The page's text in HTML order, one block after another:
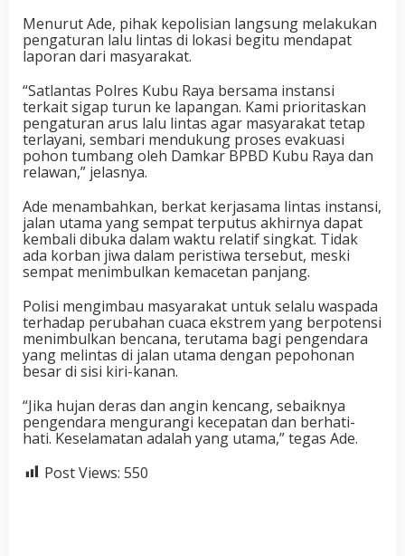
Menurut Ade, pihak kepolisian langsung melakukan
pengaturan lalu lintas di lokasi begitu mendapat
laporan dari masyarakat.
“Satlantas Polres Kubu Raya bersama instansi
terkait sigap turun ke lapangan. Kami prioritaskan
pengaturan arus lalu lintas agar masyarakat tetap
terlayani, sembari mendukung proses evakuasi
pohon tumbang oleh Damkar BPBD Kubu Raya dan
relawan,” jelasnya.
Ade menambahkan, berkat kerjasama lintas instansi,
jalan utama yang sempat terputus akhirnya dapat
kembali dibuka dalam waktu relatif singkat. Tidak
ada korban jiwa dalam peristiwa tersebut, meski
sempat menimbulkan kemacetan panjang.
Polisi mengimbau masyarakat untuk selalu waspada
terhadap perubahan cuaca ekstrem yang berpotensi
menimbulkan bencana, terutama bagi pengendara
yang melintas di jalan utama dengan pepohonan
besar di sisi kiri-kanan.
“Jika hujan deras dan angin kencang, sebaiknya
pengendara mengurangi kecepatan dan berhati-
hati. Keselamatan adalah yang utama,” tegas Ade.
Post Views: 550